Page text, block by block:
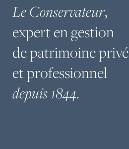
Le Conservateur,
expertengestion
depatrimoineprivé
etprofessionnel
depuis 1844.